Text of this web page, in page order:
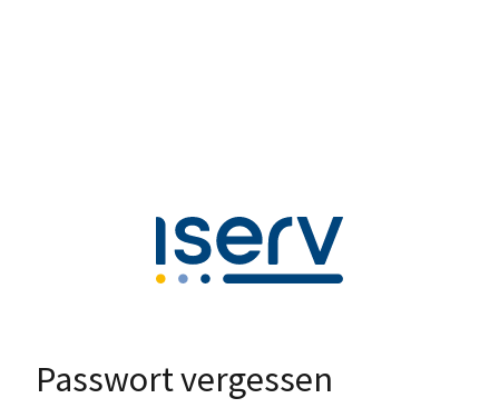
Passwort vergessen